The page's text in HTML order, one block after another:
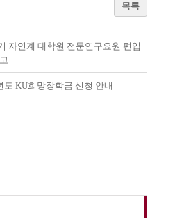
목록
자연계 대학원 전문연구요원 편입
도 KU희망장학금 신청 안내